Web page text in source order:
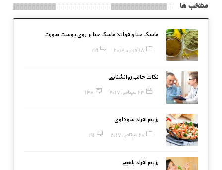
منتخب ها
ماسک حنا و فوائد ماسک حنا بر روی پوست صورت
18 آوریل, 2018 199
نکات جالب روانشناسی
23 سپتامبر, 2017 148
رژیم افراد سوداوی
20 سپتامبر, 2017 191
رژیم افراد بلغمی